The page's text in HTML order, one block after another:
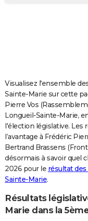
Carte de Noël
Carte Bonne année
Carte Saint-Valentin
Carte Pâques
Carte d'anniversaire
DICTIONNAIRE
Dictionnaire
Biographies
Citations
Expressions
Proverbes
PROGRAMME TV
COPAINS D'AVANT
S'inscrire
Se connecter
Lycées
Collèges
Primaires
Universités
Entreprises
Service militaire
Avis de recherche
AVIS DE DÉCÈS
FORUM
Visualisez l'ensemble
Sainte-Marie sur cette
Pierre Vos
Longueil-Sainte-Marie,
l'élection législative.
l’avantage à Frédéric
Bertrand Brassens
désormais à savoir quel
2026 pour le résultat
Sainte-Marie.
Résultats
Marie dans la